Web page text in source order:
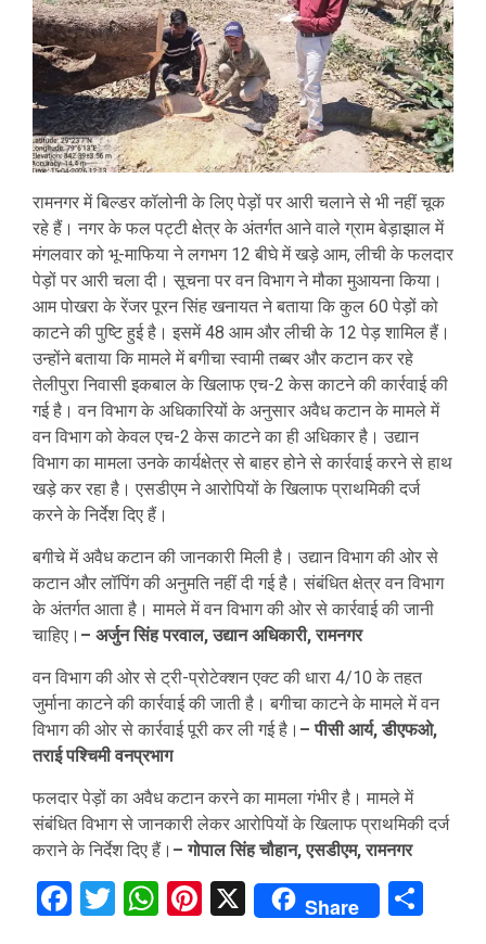
रामनगर में बिल्डर कॉलोनी के लिए पेड़ों पर आरी चलाने से भी नहीं चूक
रहे हैं। नगर के फल पट्टी क्षेत्र के अंतर्गत आने वाले ग्राम बेड़ाझाल में
मंगलवार को भू-माफिया ने लगभग 12 बीघे में खड़े आम, लीची के फलदार
पेड़ों पर आरी चला दी। सूचना पर वन विभाग ने मौका मुआयना किया।
आम पोखरा के रेंजर पूरन सिंह खनायत ने बताया कि कुल 60 पेड़ों को
काटने की पुष्टि हुई है। इसमें 48 आम और लीची के 12 पेड़ शामिल हैं।
उन्होंने बताया कि मामले में बगीचा स्वामी तब्बर और कटान कर रहे
तेलीपुरा निवासी इकबाल के खिलाफ एच-2 केस काटने की कार्रवाई की
गई है। वन विभाग के अधिकारियों के अनुसार अवैध कटान के मामले में
वन विभाग को केवल एच-2 केस काटने का ही अधिकार है। उद्यान
विभाग का मामला उनके कार्यक्षेत्र से बाहर होने से कार्रवाई करने से हाथ
खड़े कर रहा है। एसडीएम ने आरोपियों के खिलाफ प्राथमिकी दर्ज
करने के निर्देश दिए हैं।
बगीचे में अवैध कटान की जानकारी मिली है। उद्यान विभाग की ओर से
कटान और लॉपिंग की अनुमति नहीं दी गई है। संबंधित क्षेत्र वन विभाग
के अंतर्गत आता है। मामले में वन विभाग की ओर से कार्रवाई की जानी
चाहिए। – अर्जुन सिंह परवाल, उद्यान अधिकारी, रामनगर
वन विभाग की ओर से ट्री-प्रोटेक्शन एक्ट की धारा 4/10 के तहत
जुर्माना काटने की कार्रवाई की जाती है। बगीचा काटने के मामले में वन
विभाग की ओर से कार्रवाई पूरी कर ली गई है। – पीसी आर्य, डीएफओ,
तराई पश्चिमी वनप्रभाग
फलदार पेड़ों का अवैध कटान करने का मामला गंभीर है। मामले में
संबंधित विभाग से जानकारी लेकर आरोपियों के खिलाफ प्राथमिकी दर्ज
कराने के निर्देश दिए हैं। – गोपाल सिंह चौहान, एसडीएम, रामनगर
Facebook
Twitter
WhatsApp
Pinterest
X Share